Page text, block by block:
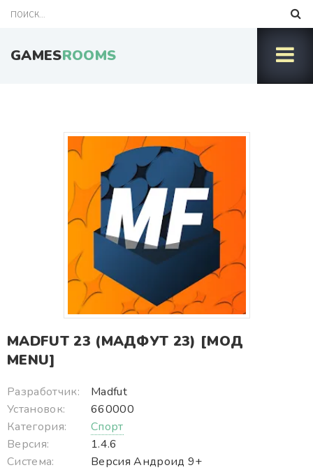
GAMESROOMS
MADFUT 23 (МАДФУТ 23) [МОД
MENU]
Разработчик:
Madfut
Установок:
660000
Категория:
Спорт
Версия:
1.4.6
Система:
Версия Андроид 9+